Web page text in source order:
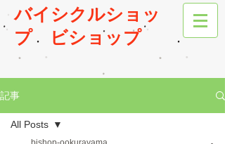
バイシクルショッ
プ
ビショップ
記事
All Posts